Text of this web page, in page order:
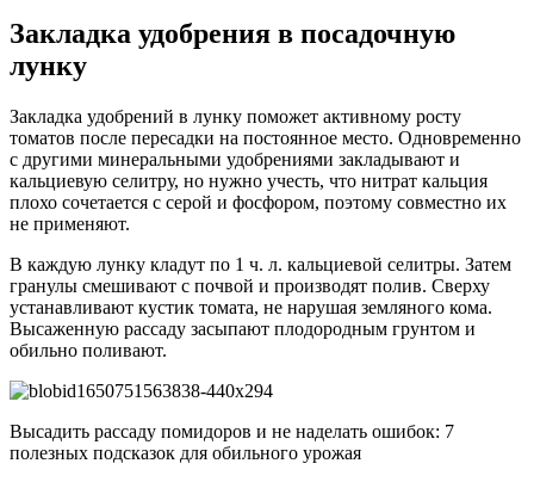
Закладка удобрения в посадочную
лунку
Закладка удобрений в лунку поможет активному росту
томатов после пересадки на постоянное место. Одновременно
с другими минеральными удобрениями закладывают и
кальциевую селитру, но нужно учесть, что нитрат кальция
плохо сочетается с серой и фосфором, поэтому совместно их
не применяют.
В каждую лунку кладут по 1 ч. л. кальциевой селитры. Затем
гранулы смешивают с почвой и производят полив. Сверху
устанавливают кустик томата, не нарушая земляного кома.
Высаженную рассаду засыпают плодородным грунтом и
обильно поливают.
Высадить рассаду помидоров и не наделать ошибок: 7
полезных подсказок для обильного урожая